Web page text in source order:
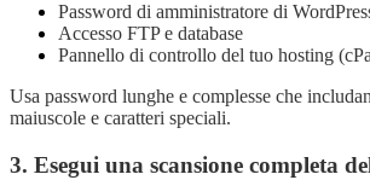
Password di amministratore di
Accesso FTP e database
Pannello di controllo del tuo hosting
Usa password lunghe e complesse che
maiuscole e caratteri speciali.
3. Esegui una scansione completa